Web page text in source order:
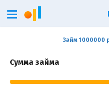
Займ 1000000
Сумма займа